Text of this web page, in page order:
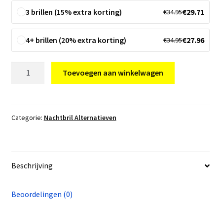
3 brillen (15% extra korting) €34.95€29.71
4+ brillen (20% extra korting) €34.95€27.96
aantal
Toevoegen aan winkelwagen
Categorie: Nachtbril Alternatieven
Beschrijving
Beoordelingen (0)